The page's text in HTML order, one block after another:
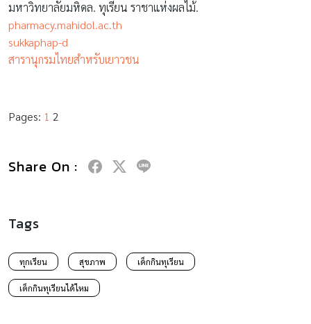
มหาวิทยาลัยมหิดล. ทุเรียน ราชาแห่งผลไม้.
pharmacy.mahidol.ac.th
sukkaphap-d
สารานุกรมไทยสำหรับเยาวชน
Pages: 1 2
Share On :
Tags
ทุกเรียน สุขภาพ เด็กกินทุเรียน
เด็กกินทุเรียนได้ไหม